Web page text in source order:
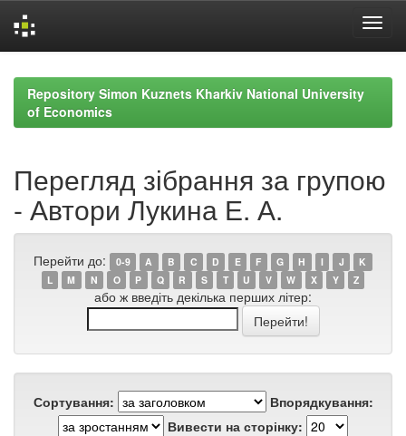
navigationRepository Simon Kuznets Kharkiv National University
of Economics
Перегляд зібрання за групою
- Автори Лукина Е. А.
Перейти до: 0-9 A B C D E F G H I J
K
L
M N O P Q R S T U V W X Y Z
або ж введіть декілька перших літер:
Сортування:
Впорядкування:
Вивести на сторінку: